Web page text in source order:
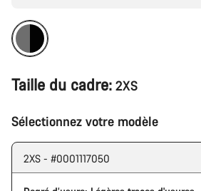
Taille du cadre: 2XS
Sélectionnez votre modèle
2XS - #0001117050